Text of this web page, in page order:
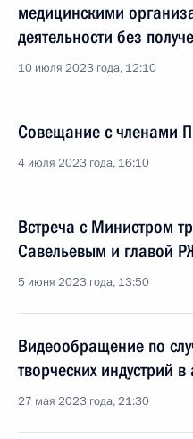
медицинскими
деятельности без
10 июля 2023 года, 12:10
Совещание с членами
4 июля 2023 года, 16:10
Встреча с Министром
Савельевым и главой
5 июня 2023 года, 13:50
Видеообращение по
творческих индустрий
27 мая 2023 года, 21:30